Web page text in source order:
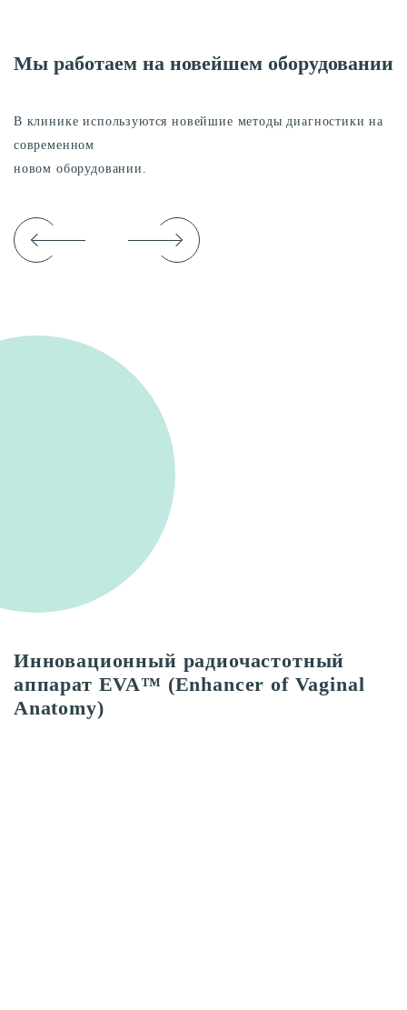
Мы работаем на новейшем оборудовании
В клинике используются новейшие методы диагностики на
современном
новом оборудовании.
Инновационный радиочастотный
аппарат EVA™ (Enhancer of Vaginal
Anatomy)